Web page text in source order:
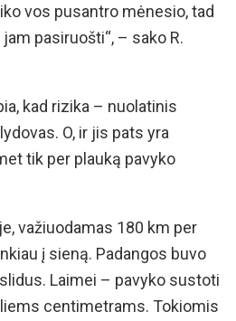
vos pusantro mėnesio, tad
pasiruošti“, – sako R.
kad rizika – nuolatinis
O, ir jis pats yra
tik per plauką pavyko
važiuodamas 180 km per
į sieną. Padangos buvo
Laimei – pavyko sustoti
centimetrams. Tokiomis